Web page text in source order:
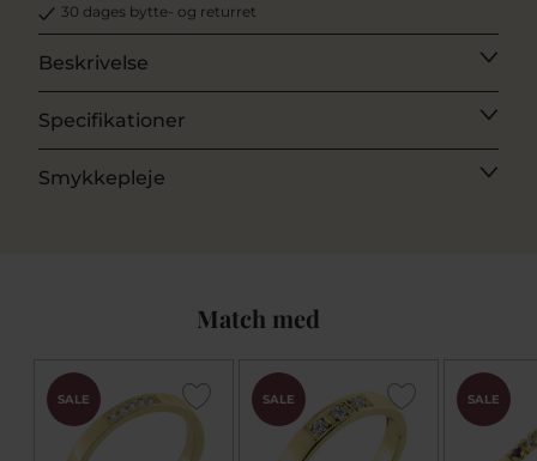
30 dages bytte- og returret
Beskrivelse
Specifikationer
Smykkepleje
Match med
SALE SALE SALE